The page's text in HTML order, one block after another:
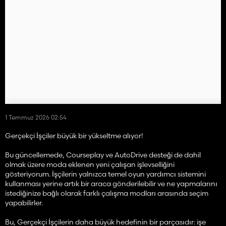
1 Temmuz 2026 02:54
Gerçekçi İşçiler büyük bir yükseltme alıyor!
Bu güncellemede, Courseplay ve AutoDrive desteği de dahil
olmak üzere moda eklenen yeni çalışan işlevselliğini
gösteriyorum. İşçilerin yalnızca temel oyun yardımcı sistemini
kullanması yerine artık bir araca gönderilebilir ve ne yapmalarını
istediğinize bağlı olarak farklı çalışma modları arasında seçim
yapabilirler.
Bu, Gerçekçi İşçilerin daha büyük hedefinin bir parçasıdır: işe